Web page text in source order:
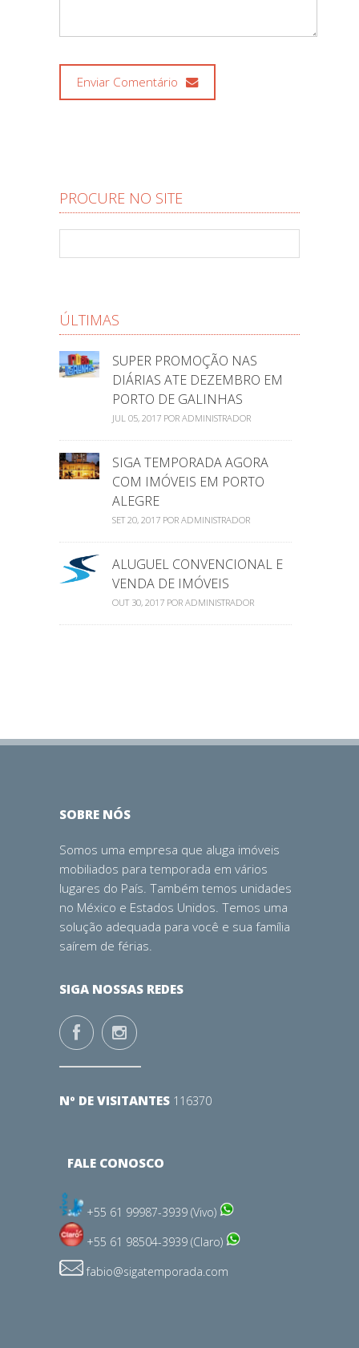
Enviar Comentário
PROCURE NO SITE
ÚLTIMAS
SUPER PROMOÇÃO NAS
DIÁRIAS ATE DEZEMBRO EM
PORTO DE GALINHAS
JUL 05, 2017 POR ADMINISTRADOR
SIGA TEMPORADA AGORA
COM IMÓVEIS EM PORTO
ALEGRE
SET 20, 2017 POR ADMINISTRADOR
ALUGUEL CONVENCIONAL E
VENDA DE IMÓVEIS
OUT 30, 2017 POR ADMINISTRADOR
SOBRE NÓS
Somos uma empresa que aluga imóveis
mobiliados para temporada em vários
lugares do País. Também temos unidades
no México e Estados Unidos. Temos uma
solução adequada para você e sua família
saírem de férias.
SIGA NOSSAS REDES
Nº DE VISITANTES 116370
FALE CONOSCO
+55 61 99987-3939 (Vivo)
+55 61 98504-3939 (Claro)
fabio@sigatemporada.com